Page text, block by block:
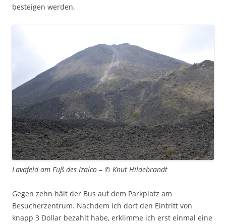
besteigen werden.
Lavafeld am Fuß des Izalco – © Knut Hildebrandt
Gegen zehn hält der Bus auf dem Parkplatz am
Besucherzentrum. Nachdem ich dort den Eintritt von
knapp 3 Dollar bezahlt habe, erklimme ich erst einmal eine